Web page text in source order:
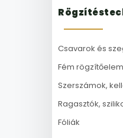
Csavarok és
Fém
Szerszámok,
Ragasztók,
Fóliák